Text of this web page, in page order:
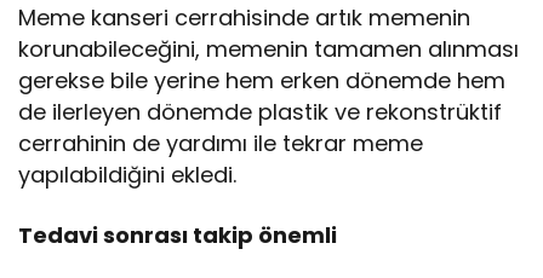
Meme kanseri cerrahisinde artık memenin
korunabileceğini, memenin tamamen alınması
gerekse bile yerine hem erken dönemde hem
de ilerleyen dönemde plastik ve rekonstrüktif
cerrahinin de yardımı ile tekrar meme
yapılabildiğini ekledi.
Tedavi sonrası takip önemli